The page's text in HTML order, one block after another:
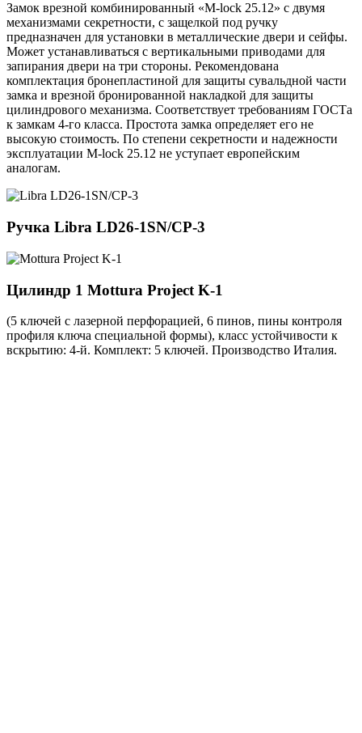
Замок врезной комбинированный «M-lock 25.12» с двумя
механизмами секретности, с защелкой под ручку
предназначен для установки в металлические двери и сейфы.
Может устанавливаться с вертикальными приводами для
запирания двери на три стороны. Рекомендована
комплектация бронепластиной для защиты сувальдной части
замка и врезной бронированной накладкой для защиты
цилиндрового механизма. Соответствует требованиям ГОСТа
к замкам 4-го класса. Простота замка определяет его не
высокую стоимость. По степени секретности и надежности
эксплуатации M-lock 25.12 не уступает европейским
аналогам.
Ручка Libra LD26-1SN/CP-3
Цилиндр 1 Mottura Project K-1
(5 ключей с лазерной перфорацией, 6 пинов, пины контроля
профиля ключа специальной формы), класс устойчивости к
вскрытию: 4-й. Комплект: 5 ключей. Производство Италия.